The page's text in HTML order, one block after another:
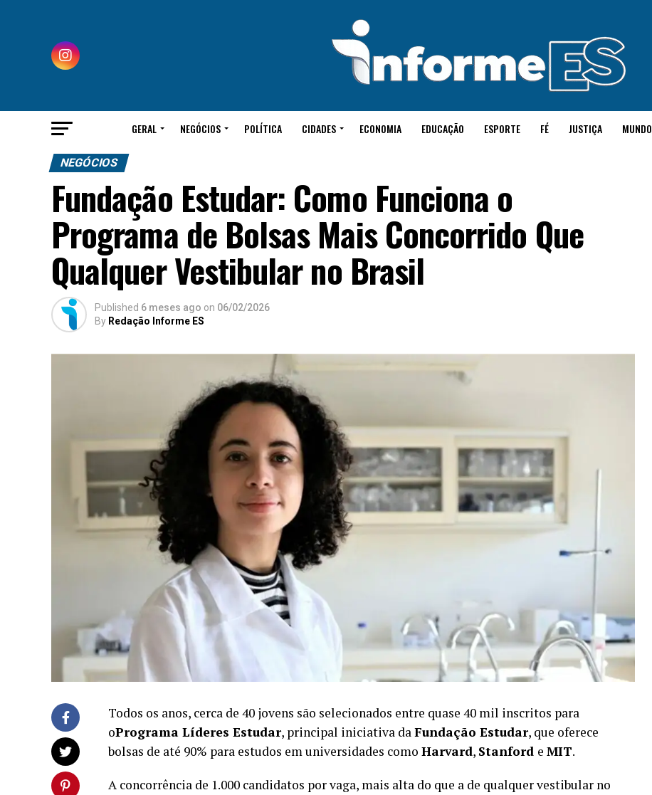
GERAL NEGÓCIOS POLÍTICA CIDADES ECONOMIA EDUCAÇÃO ESPORTE FÉ JUSTIÇA MUNDO
NEGÓCIOS
Fundação Estudar: Como Funciona o
Programa de Bolsas Mais Concorrido Que
Qualquer Vestibular no Brasil
Published 6 meses ago on 06/02/2026
By Redação Informe ES
Todos os anos, cerca de 40 jovens são selecionados entre quase 40 mil inscritos para
oPrograma Líderes Estudar, principal iniciativa daFundação Estudar, que oferece
bolsas de até 90% para estudos em universidades como Harvard, Stanford e MIT.
A concorrência de 1.000 candidatos por vaga, mais alta do que a de qualquer vestibular no